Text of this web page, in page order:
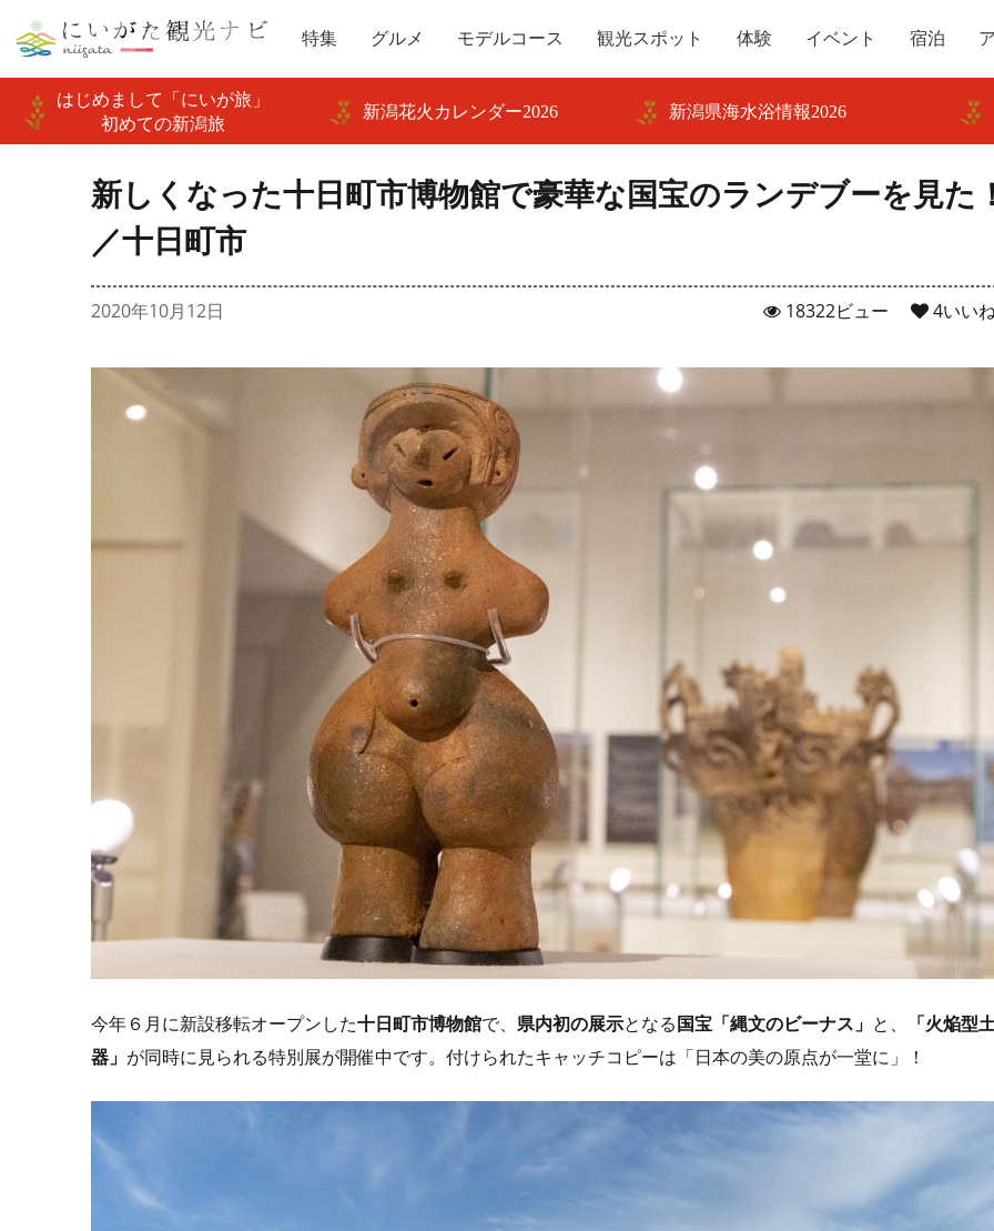
特集 グルメ モデルコース 観光スポット 体験 イベント 宿泊
はじめまして「にいが旅」
初めての新潟旅
新潟花火カレンダー2026 新潟県海水浴情報2026
新しくなった十日町市博物館で豪華な国宝のランデブーを見た
／十日町市
2020年10月12日 4いい
18322ビュー
今年６月に新設移転オープンした十日町市博物館で、 県内初の展示となる国宝「縄文のビーナス」 と、
「火焔型
器」 が同時に見られる特別展が開催中です。付けられたキャッチコピーは「日本の美の原点が一堂に」！